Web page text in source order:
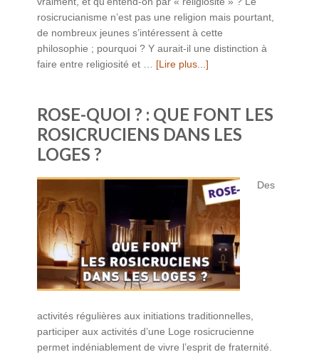
rosicrucianisme n’est pas une religion mais pourtant,
de nombreux jeunes s’intéressent à cette
philosophie ; pourquoi ? Y aurait-il une distinction à
faire entre religiosité et … [Lire plus...]
ROSE-QUOI ? : QUE FONT LES
ROSICRUCIENS DANS LES
LOGES ?
Des
activités régulières aux initiations traditionnelles,
participer aux activités d’une Loge rosicrucienne
permet indéniablement de vivre l’esprit de fraternité.